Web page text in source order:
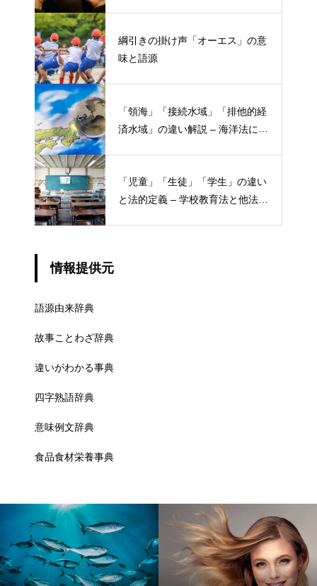
綱引きの掛け声「オーエス」の意
味と語源
「領海」「接続水域」「排他的経
済水域」の違い解説 – 海洋法にお
「児童」「生徒」「学生」の違い
と法的定義 – 学校教育法と他法律
情報提供元
語源由来辞典
故事ことわざ辞典
違いがわかる事典
四字熟語辞典
意味例文辞典
食品食材栄養事典